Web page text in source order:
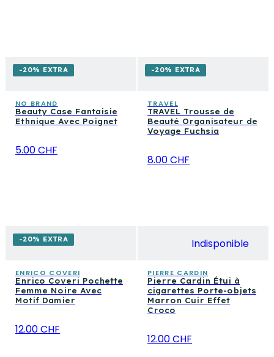
-20% EXTRA
NO BRAND
Beauty Case Fantaisie
Ethnique Avec Poignet
5.00 CHF
-20% EXTRA
TRAVEL
TRAVEL Trousse de
Beauté Organisateur de
Voyage Fuchsia
8.00 CHF
-20% EXTRA
ENRICO COVERI
Enrico Coveri Pochette
Femme Noire Avec
Motif Damier
12.00 CHF
Indisponible
PIERRE CARDIN
Pierre Cardin Étui à
cigarettes Porte-objets
Marron Cuir Effet
Croco
12.00 CHF